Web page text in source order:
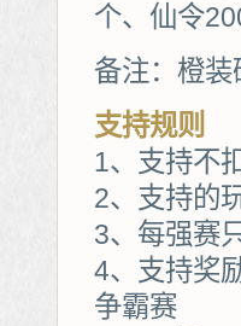
个、仙令
备注：橙
支持规则
1、支持不
2、支持的
3、每强赛
4、支持奖
争霸赛